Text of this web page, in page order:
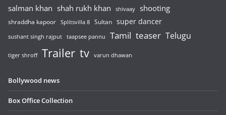
salman khan shah rukh khan shivaay shooting
shraddha kapoor Splitsvilla 8 Sultan super dancer
sushant singh rajput taapsee pannu Tamil teaser Telugu
tiger shroff Trailer tv varun dhawan
Bollywood news
Box Office Collection